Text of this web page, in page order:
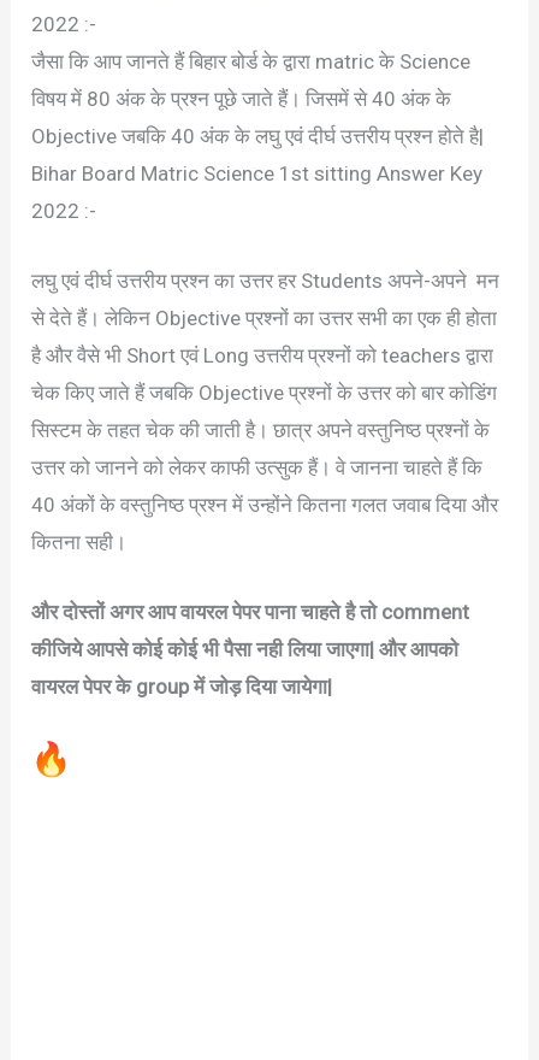
2022 :-
जैसा कि आप जानते हैं बिहार बोर्ड के द्वारा matric के Science
विषय में 80 अंक के प्रश्न पूछे जाते हैं। जिसमें से 40 अंक के
Objective जबकि 40 अंक के लघु एवं दीर्घ उत्तरीय प्रश्न होते है|
Bihar Board Matric Science 1st sitting Answer Key
2022 :-
लघु एवं दीर्घ उत्तरीय प्रश्न का उत्तर हर Students अपने-अपने मन
से देते हैं। लेकिन Objective प्रश्नों का उत्तर सभी का एक ही होता
है और वैसे भी Short एवं Long उत्तरीय प्रश्नों को teachers द्वारा
चेक किए जाते हैं जबकि Objective प्रश्नों के उत्तर को बार कोडिंग
सिस्टम के तहत चेक की जाती है। छात्र अपने वस्तुनिष्ठ प्रश्नों के
उत्तर को जानने को लेकर काफी उत्सुक हैं। वे जानना चाहते हैं कि
40 अंकों के वस्तुनिष्ठ प्रश्न में उन्होंने कितना गलत जवाब दिया और
कितना सही।
और दोस्तों अगर आप वायरल पेपर पाना चाहते है तो comment
कीजिये आपसे कोई कोई भी पैसा नही लिया जाएगा| और आपको
वायरल पेपर के group में जोड़ दिया जायेगा|